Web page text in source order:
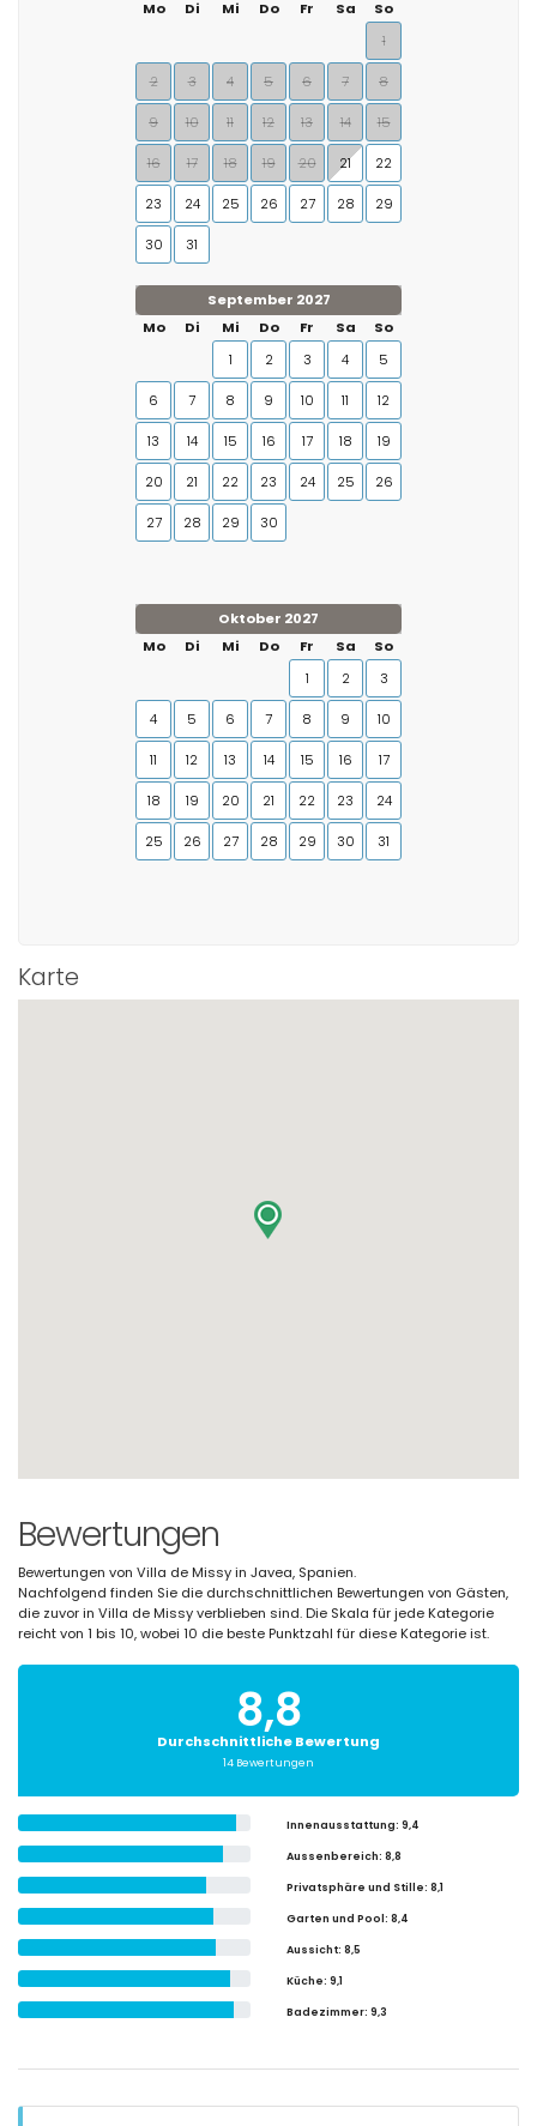
Mo Di Mi Do Fr Sa
So
1
2 3 4 5 6 7 8
9 10 11 12 13 14 15
16 17 18 19 20 21 22
23 24 25 26 27 28 29
30 31
September 2027
Mo
Di Mi Do Fr Sa
So
1
2 3 4 5
6 7 8 9 10 11 12
13 14 15 16 17 18 19
20 21 22 23 24 25 26
27 28 29 30
Oktober 2027
Mo
Di Mi Do Fr Sa
So
1
2 3
4 5 6 7 8 9 10
11 12 13 14 15 16 17
18 19 20 21 22 23 24
25 26 27 28 29 30 31
Karte
Bewertungen
Bewertungen von Villa de Missy in Javea, Spanien.
Nachfolgend finden Sie die durchschnittlichen Bewertungen von Gästen,
die zuvor in Villa de Missy verblieben sind. Die Skala für jede Kategorie
reicht von 1 bis 10, wobei 10 die beste Punktzahl für diese Kategorie ist.
8,8
Durchschnittliche Bewertung
14 Bewertungen
Innenausstattung: 9,4
Aussenbereich: 8,8
Privatsphäre und Stille: 8,1
Garten und Pool: 8,4
Aussicht: 8,5
Küche: 9,1
Badezimmer: 9,3